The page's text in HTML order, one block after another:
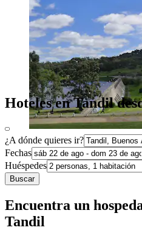
Hoteles en Tandil
¿A dónde quieres ir?
Fechas
Huéspedes
Buscar
Encuentra un
Tandil